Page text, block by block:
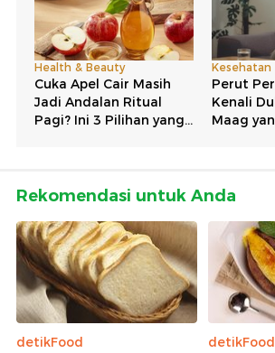
Rekomendasi untuk Anda
detikFood
detikFood